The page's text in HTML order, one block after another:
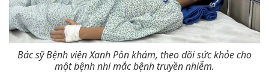
Bác sỹ Bệnh viện Xanh Pôn khám, theo dõi sức khỏe cho
một bệnh nhi mắc bệnh truyền nhiễm.